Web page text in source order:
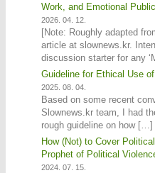
Work, and Emotional
2026. 04. 12.
[Note: Roughly adapted
article at slownews.kr.
discussion starter for any
Guideline for Ethical Use
2025. 08. 04.
Based on some recent
Slownews.kr team, I had
rough guideline on how […]
How (Not) to Cover
Prophet of Political
2024. 07. 15.